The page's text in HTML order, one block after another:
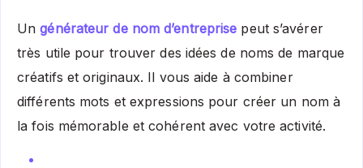
Ungénérateur de nom d’entreprise peut s’avérer
très utile pour trouver des idées de noms de marque
créatifs et originaux. Il vous aide à combiner
différents mots et expressions pour créer un nom à
la fois mémorable et cohérent avec votre activité.